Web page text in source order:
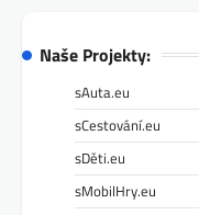
Naše Projekty:
sAuta.eu
sCestování.eu
sDěti.eu
sMobilHry.eu